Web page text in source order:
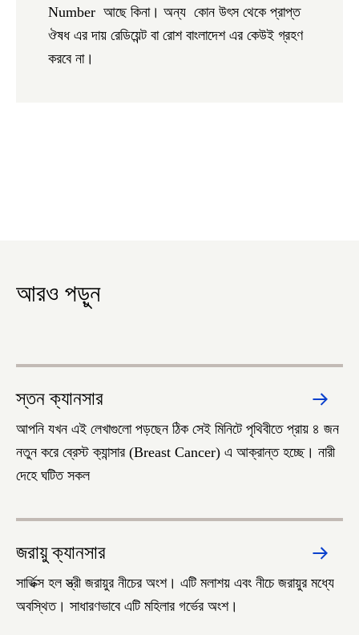
Number আছে কিনা। অন্য কোন উৎস থেকে প্রাপ্ত
ঔষধ এর দায় রেডিয়েন্ট বা রোশ বাংলাদেশ এর কেউই গ্রহণ
করবে না।
আরও পড়ুন
স্তন ক্যানসার
আপনি যখন এই লেখাগুলো পড়ছেন ঠিক সেই মিনিটে পৃথিবীতে প্রায় ৪ জন
নতুন করে ব্রেস্ট ক্যান্সার (Breast Cancer) এ আক্রান্ত হচ্ছে। নারী
দেহে ঘটিত সকল
জরায়ু ক্যানসার
সার্ভিক্স হল স্ত্রী জরায়ুর নীচের অংশ। এটি মলাশয় এবং নীচে জরায়ুর মধ্যে
অবস্থিত। সাধারণভাবে এটি মহিলার গর্ভের অংশ।